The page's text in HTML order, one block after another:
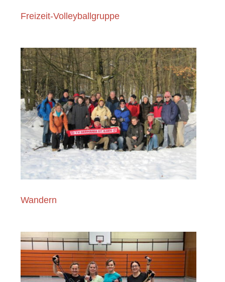
Freizeit-Volleyballgruppe
Wandern